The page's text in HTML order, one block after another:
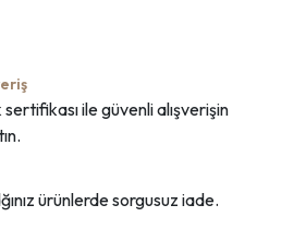
ile güvenli alışverişin
ürünlerde sorgusuz iade.